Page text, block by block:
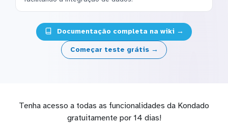
Documentação completa na wiki →
Começar teste grátis →
Tenha acesso a todas as funcionalidades da Kondado
gratuitamente por 14 dias!